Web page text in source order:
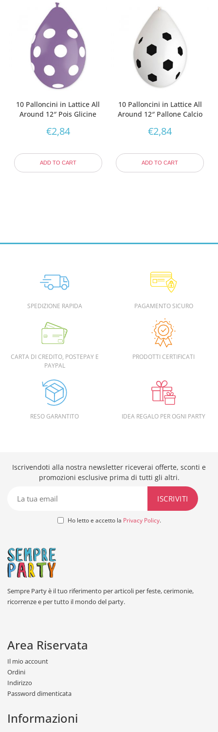
10 Palloncini in Lattice All
Around 12″ Pois Glicine
€2,84
ADD TO CART
10 Palloncini in Lattice All
Around 12″ Pallone Calcio
€2,84
ADD TO CART
SPEDIZIONE RAPIDA PAGAMENTO SICURO
CARTA DI CREDITO, POSTEPAY E
PAYPAL
PRODOTTI CERTIFICATI
RESO GARANTITO IDEA REGALO PER OGNI PARTY
Iscrivendoti alla nostra newsletter riceverai offerte, sconti e
promozioni esclusive prima di tutti gli altri.
Ho letto e accetto la Privacy Policy.
Sempre Party è il tuo riferimento per articoli per feste, cerimonie,
ricorrenze e per tutto il mondo del party.
Area Riservata
Il mio account
Ordini
Indirizzo
Password dimenticata
Informazioni